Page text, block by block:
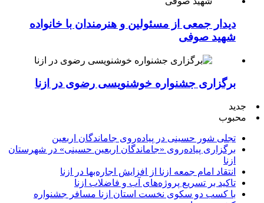
دیدار جمعی از مسئولین و هنرمندان با خانواده
شهید صوفی
برگزاری جشنواره خوشنویسی رضوی در ازنا
جدید
محبوب
تجلی شور حسینی در پیاده‌روی جاماندگان اربعین
برگزاری پیاده‌روی «جاماندگان اربعین حسینی» در شهرستان
ازنا
انتقاد امام جمعه ازنا از افزایش اجاره‌بها در ازنا
تاکید بر تسریع پروژه‌های آب و فاضلاب ازنا
با کسب دو سکوی نخست استان ازنا مسافر جشنواره